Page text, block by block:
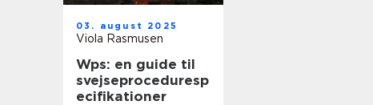
03. august 2025
Viola Rasmusen
Wps: en guide til
svejseproceduresp
ecifikationer